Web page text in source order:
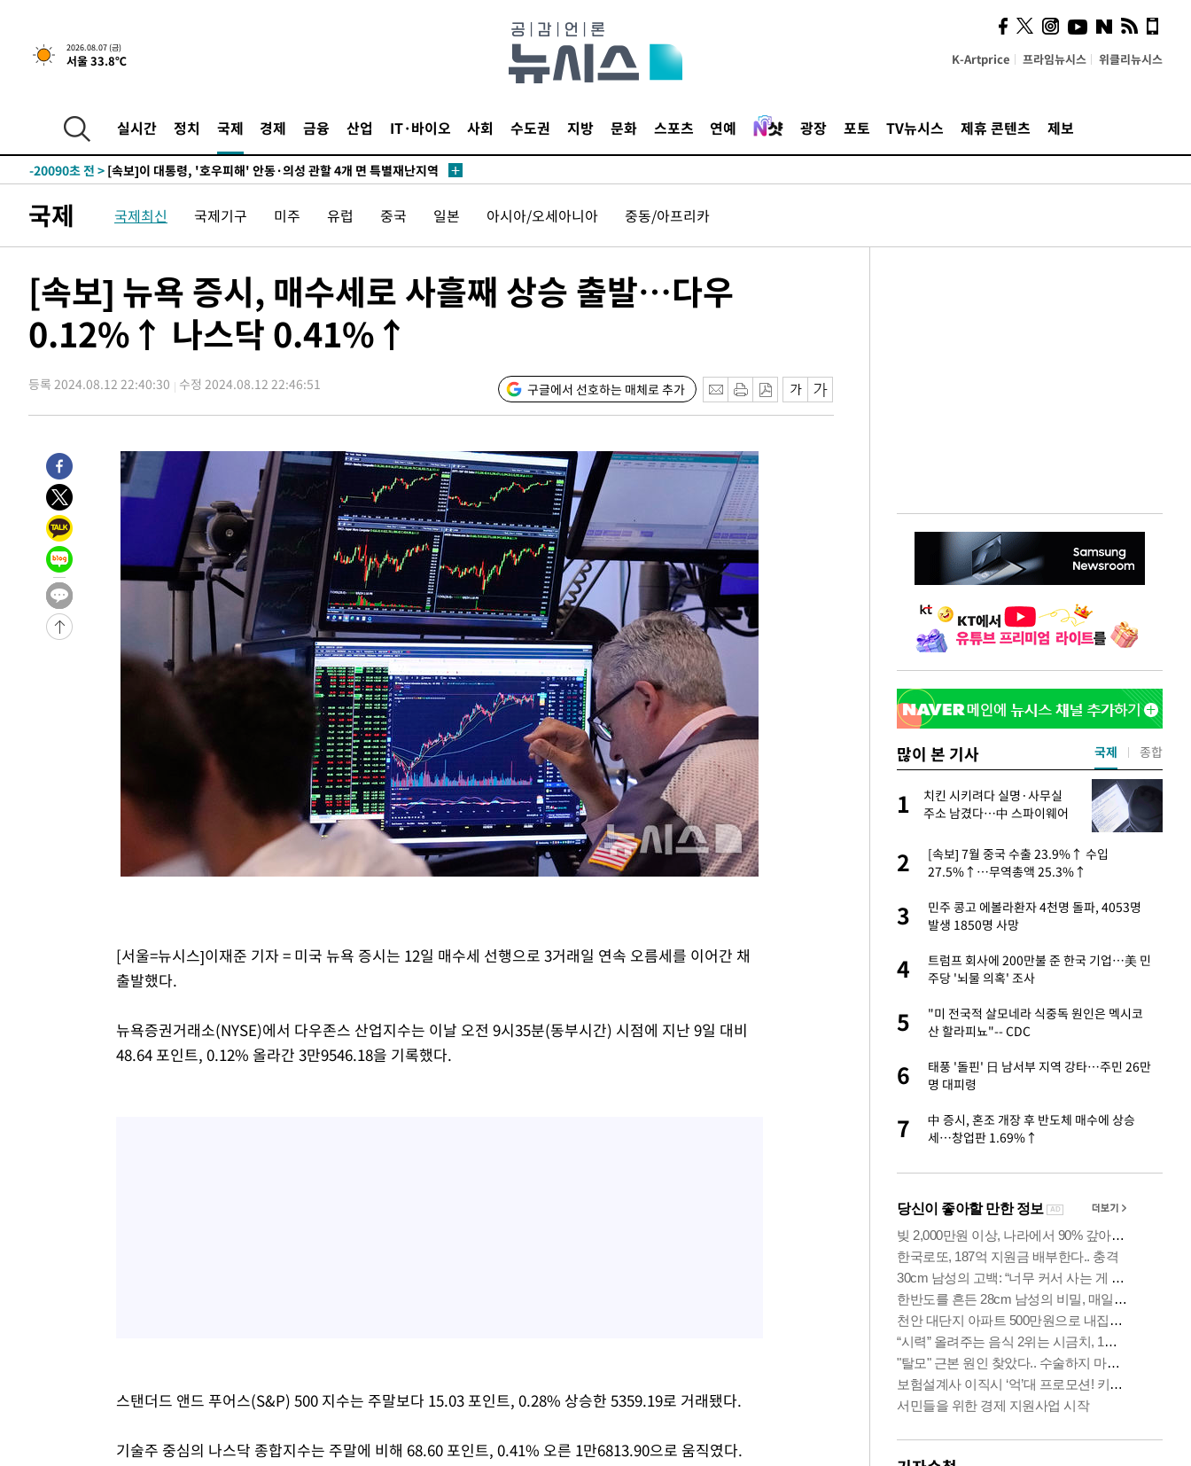
2026.08.07 (금)
서울 33.8℃ K-Artprice 프라임뉴시스 위클리뉴시스
실시간 정치 국제 경제 금융 산업 IT·바이오 사회 수도권 지방 문화 스포츠 연예 광장 포토 TV뉴시스 제휴 콘텐츠 제보
1시간 전 >[속보]'채상병 순직 책임' 임성근, 항소심도 징역 3년
-29473초 전 >[속보]이 대통령 "부동산 공급 기존 사고방식 매달리지 말고 과감히
운드는 임시"
-20126초 전 >
"낮 기온 소폭 하락"…수도권 폭염중대경보, 폭염경보로 하향
-20090초 전 >
선포
-20053초 전 > [단독]중수청 지원 검사들, 정원 초과 시 낮은 계급 임용…희망지 못
-16330초 전 >
SK하이닉스, 용인·청주 팹에 54조 투자…"AI 메모리 수요 선제 대
-13186초 전 >여자배구 이재영·이다영 자매, 아제르바이잔 투란VC 입단
-12173초 전 >
[속보]코스닥, 2.86포인트(0.36%) 내린 798.81마감
-12126초 전 >[속보]코스피, 6200선 약보합…0.60% 내린 6258.77에 마쳐
-12106초 전 >[속보]원·달러 환율, 7.7원 내린 1416.1원 마감
-9085초 전 >[속보]종합특검, '계엄 수용공간 확보' 신용해 前교정본부장 기소
-7958초 전 >외신들도 주목한 韓축구 파문…"국민적 공분에 수사 재개"
-6951초 전 >
[속보]규제합리화위원회 부위원장에 김태유 서울대 공대 교수…이병
태 후임
-3309초 전 >
[속보]국힘 윤리위, '돌려차기 발언' 진종오·서범수 징계 절차 개시
22분 전 >
[속보] 7월 중국 수출 23.9%↑ 수입 27.5%↑…무역총액 25.3%↑
1시간 전 >
[속보]'채상병 순직 책임' 임성근, 항소심도 징역 3년
-29473초 전 >
[속보]이 대통령 "부동산 공급 기존 사고방식 매달리지 말고 과감히
실천"
-28558초 전 >
이란, "오만과 '중앙 단일 루트' 합의…북쪽 인바운드·남쪽 아웃바
운드는 임시"
-20126초 전 >
"낮 기온 소폭 하락"…수도권 폭염중대경보, 폭염경보로 하향
-20090초 전 >
[속보]이 대통령, '호우피해' 안동·의성 관할 4개 면 특별재난지역
[단독]중수청 지원 검사들, 정원 초과 시 낮은 계급 임용…희망지 못
낮 최고 37도 찜통더위…곳곳 소나기·강원 많은 비[내일날씨]
SK하이닉스, 용인·청주 팹에 54조 투자…"AI 메모리 수요 선제 대
여자배구 이재영·이다영 자매, 아제르바이잔 투란VC 입단
외국인 심판 성 접대 7경기 들여다보니…한국 축구 '5승 2무'
[속보]코스닥, 2.86포인트(0.36%) 내린 798.81마감
[속보]코스피, 6200선 약보합…0.60% 내린 6258.77에 마쳐
[속보]원·달러 환율, 7.7원 내린 1416.1원 마감
[속보] 노원서 40.1도 관측…서울, 2018년 이후 첫 40도
[속보]규제합리화위원회 부위원장에 김태유 서울대 공대 교수…이병
[속보]국힘 윤리위, '돌려차기 발언' 진종오·서범수 징계 절차 개시
[속보]'채상병 순직 책임' 임성근, 항소심도 징역 3년
국제 국제최신 국제기구 미주 유럽 중국 일본 아시아/오세아니아 중동/아프리카
[속보] 뉴욕 증시, 매수세로 사흘째 상승 출발…다우
0.12%↑ 나스닥 0.41%↑
등록 2024.08.12 22:40:30 수정 2024.08.12 22:46:51 구글에서 선호하는 매체로 추가
[서울=뉴시스]이재준 기자 = 미국 뉴욕 증시는 12일 매수세 선행으로 3거래일 연속 오름세를 이어간 채
출발했다.
뉴욕증권거래소(NYSE)에서 다우존스 산업지수는 이날 오전 9시35분(동부시간) 시점에 지난 9일 대비
48.64 포인트, 0.12% 올라간 3만9546.18을 기록했다.
스탠더드 앤드 푸어스(S&P) 500 지수는 주말보다 15.03 포인트, 0.28% 상승한 5359.19로 거래됐다.
기술주 중심의 나스닥 종합지수는 주말에 비해 68.60 포인트, 0.41% 오른 1만6813.90으로 움직였다.
많이 본 기사
1
"서장훈, 28억에 산 서초 건물
450억에 매물로"
2 전현무 "전 연인 집착에 친구들과 연락 끊어"
4
SK하이닉스, 주당 375원 분기배당 결정…3
5
국 축구 '5승 2무'
1
치킨 시키려다 실명·사무실
주소 남겼다…中 스파이웨어
2
[속보] 7월 중국 수출 23.9%↑ 수입
27.5%↑…무역총액 25.3%↑
3
민주 콩고 에볼라환자 4천명 돌파, 4053명
발생 1850명 사망
4
트럼프 회사에 200만불 준 한국 기업…美 민
주당 '뇌물 의혹' 조사
5
"미 전국적 살모네라 식중독 원인은 멕시코
산 할라피뇨"-- CDC
6
태풍 '돌핀' 日 남서부 지역 강타…주민 26만
명 대피령
7
中 증시, 혼조 개장 후 반도체 매수에 상승
세…창업판 1.69%↑
국제 종합